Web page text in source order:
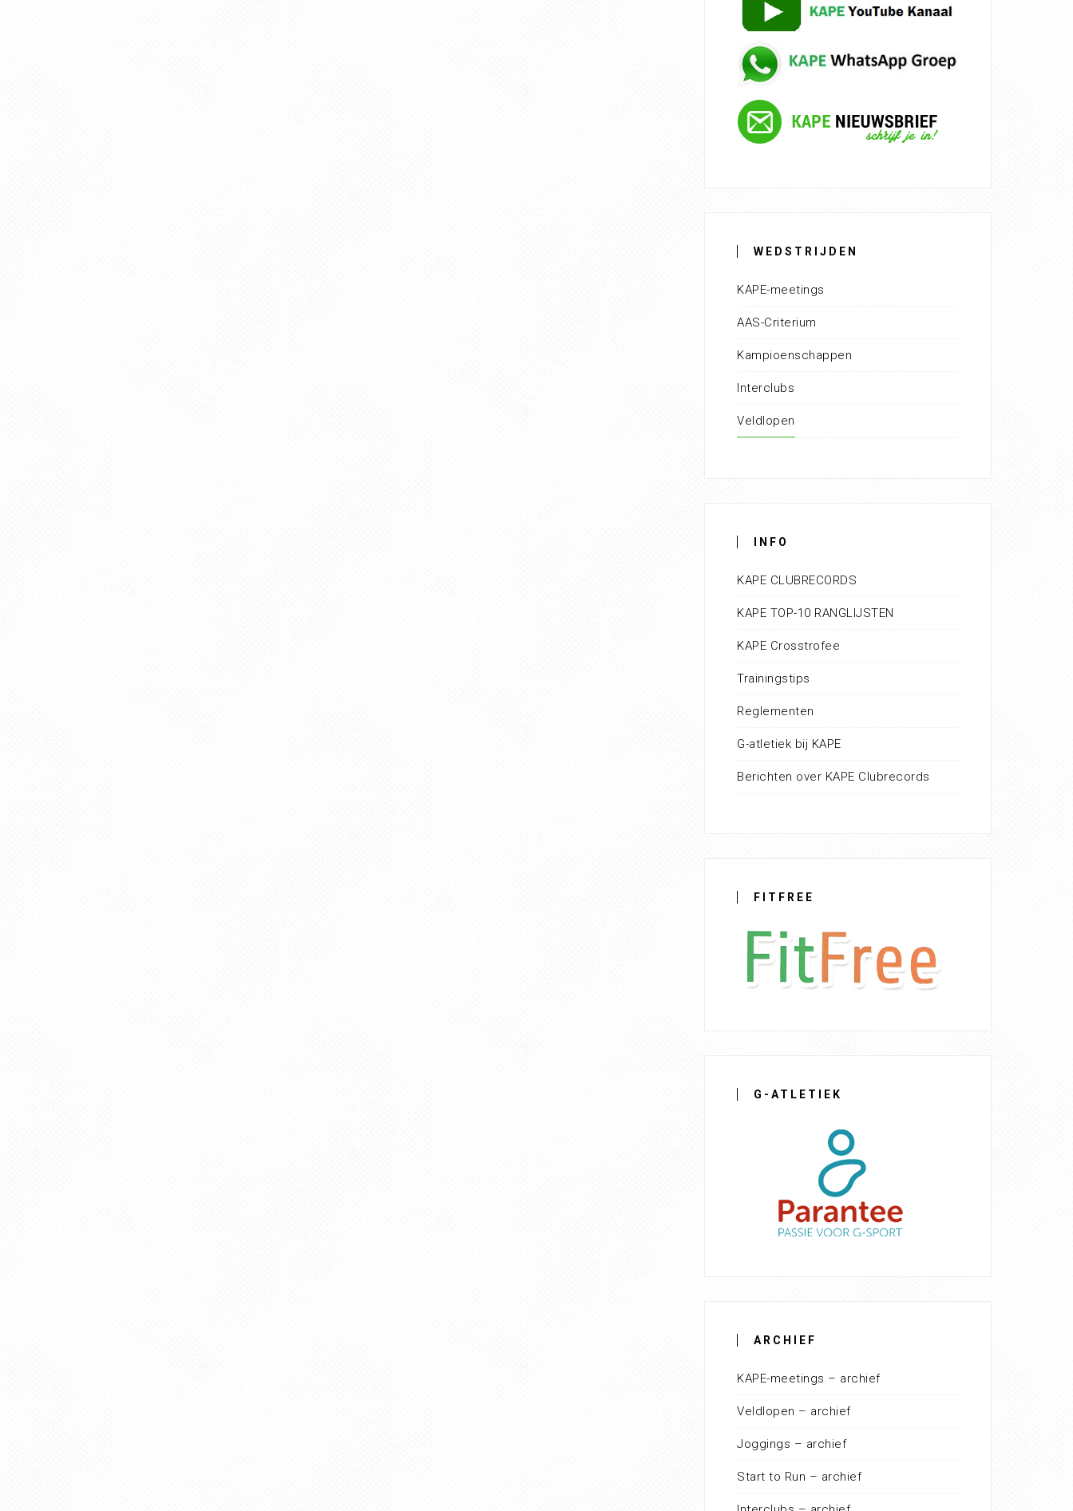
WEDSTRIJDEN
KAPE-meetings
AAS-Criterium
Kampioenschappen
Interclubs
Veldlopen
INFO
KAPE CLUBRECORDS
KAPE TOP-10 RANGLIJSTEN
KAPE Crosstrofee
Trainingstips
Reglementen
G-atletiek bij KAPE
Berichten over KAPE Clubrecords
FITFREE
G-ATLETIEK
ARCHIEF
KAPE-meetings – archief
Veldlopen – archief
Joggings – archief
Start to Run – archief